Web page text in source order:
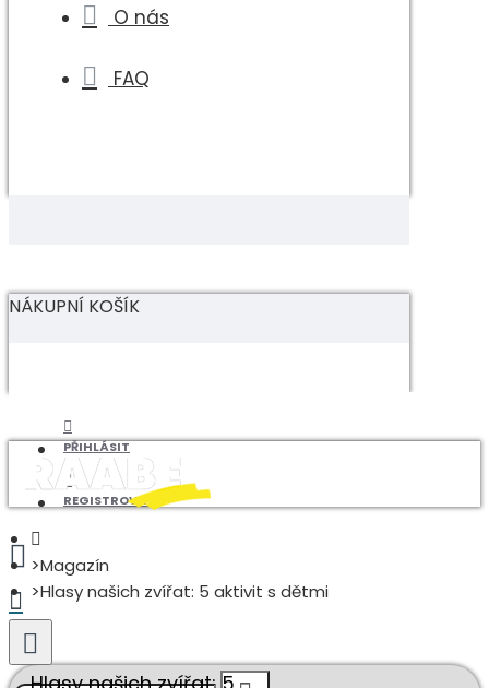
O nás
FAQ
NÁKUPNÍ KOŠÍK
PŘIHLÁSIT
REGISTROVAT
Magazín
Hlasy našich zvířat: 5 aktivit s dětmi